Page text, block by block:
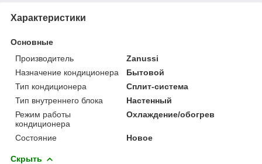
Характеристики
Основные
Производитель
Zanussi
Назначение кондиционера
Бытовой
Тип кондиционера
Сплит-система
Тип внутреннего блока
Настенный
Режим работы
кондиционера
Охлаждение/обогрев
Состояние Новое
Скрыть